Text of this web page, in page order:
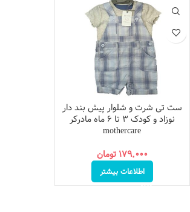
ست تی شرت و شلوار پیش بند دار
نوزاد و کودک ۳ تا ۶ ماه مادرکر
mothercare
۱۷۹,۰۰۰ تومان
اطلاعات بیشتر